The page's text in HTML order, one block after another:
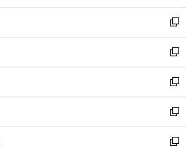
開
く
ウ
で
開
く
ン
ド
ウ
で
開
く
ウ
ィ
ン
ド
ウ
で
開
く
し
い
ウ
ィ
ン
ド
ウ
で
開
く
新
し
い
ウ
ィ
ン
ド
ウ
で
新
し
い
ウ
ィ
ン
ド
新
し
い
ウ
ィ
新
し
い
新